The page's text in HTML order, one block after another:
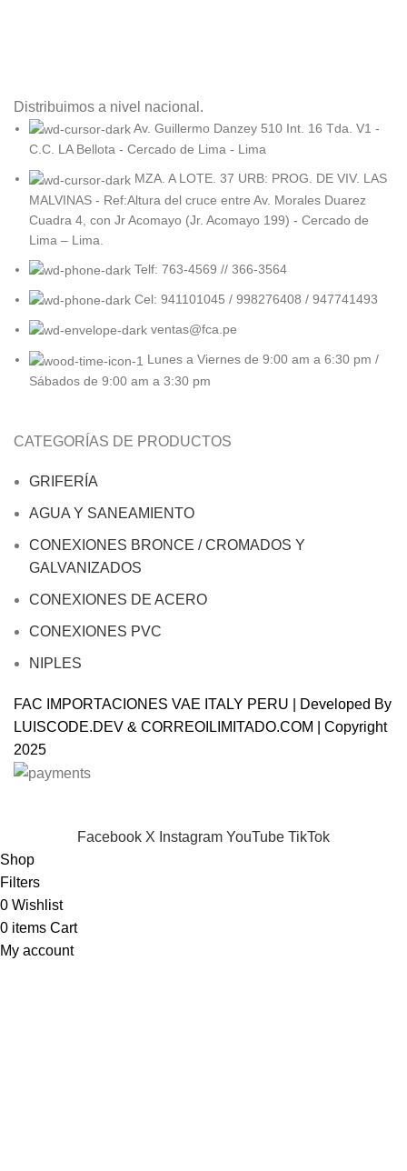
Distribuimos a nivel nacional.
Av. Guillermo Danzey 510 Int. 16 Tda. V1 -
C.C. LA Bellota - Cercado de Lima - Lima
MZA. A LOTE. 37 URB: PROG. DE VIV. LAS
MALVINAS - Ref:Altura del cruce entre Av. Morales Duarez
Cuadra 4, con Jr Acomayo (Jr. Acomayo 199) - Cercado de
Lima – Lima.
Telf: 763-4569 // 366-3564
Cel: 941101045 / 998276408 / 947741493
ventas@fca.pe
Lunes a Viernes de 9:00 am a 6:30 pm /
Sábados de 9:00 am a 3:30 pm
CATEGORÍAS DE PRODUCTOS
GRIFERÍA
AGUA Y SANEAMIENTO
CONEXIONES BRONCE / CROMADOS Y
GALVANIZADOS
CONEXIONES DE ACERO
CONEXIONES PVC
NIPLES
FAC IMPORTACIONES VAE ITALY PERU | Developed By
LUISCODE.DEV & CORREOILIMITADO.COM
| Copyright
2025
Facebook X Instagram YouTube TikTok
Shop
Filters
0 Wishlist
0 items Cart
My account